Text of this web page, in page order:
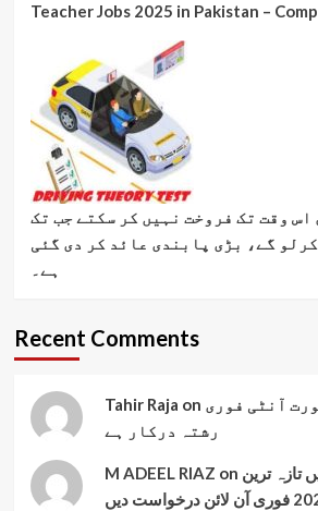
Teacher Jobs 2025 in Pakistan –
اس وقت تک فروخت نہیں کر سکتے جب تک
گے، بڑی پابندی عائد کر دی گئی
ہے۔
Recent Comments
Tahir Raja on آنٹی فوری
رشتہ درکار ہے
M ADEEL RIAZ on تازہ ترین